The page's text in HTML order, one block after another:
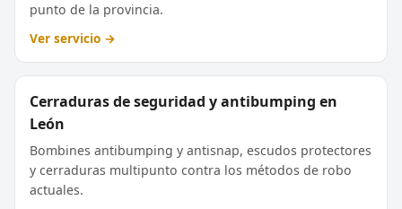
punto de la provincia.
Ver servicio →
Cerraduras de seguridad y antibumping en
León
Bombines antibumping y antisnap, escudos protectores
y cerraduras multipunto contra los métodos de robo
actuales.